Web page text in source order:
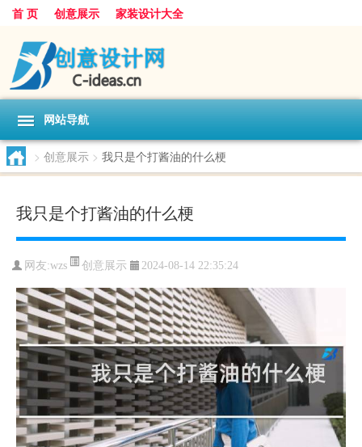
首 页 创意展示 家装设计大全
网站导航
> 创意展示 > 我只是个打酱油的什么梗
我只是个打酱油的什么梗
网友:wzs 创意展示 2024-08-14 22:35:24